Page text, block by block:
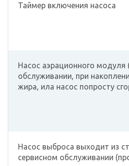
Таймер включения насоса
Насос аэрационного модуля
обслуживании, при
жира, ила насос попросту
Насос выброса выходит из
сервисном обслуживании